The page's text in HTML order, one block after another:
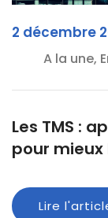
2 décembre
A la une,
Les TMS :
pour
Lire